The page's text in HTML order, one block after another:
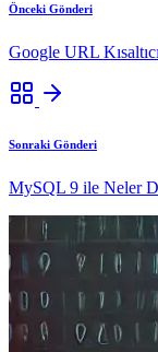
Önceki Gönderi
Google URL
Sonraki Gönderi
MySQL 9 ile Neler